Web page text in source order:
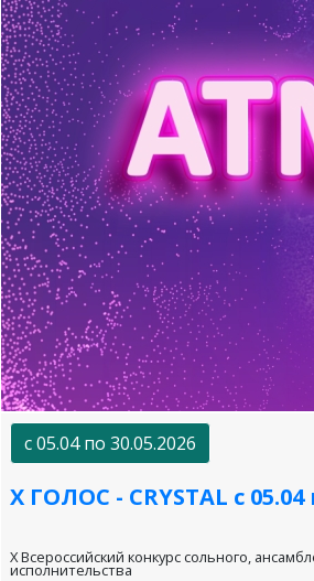
с 05.04 по 30.05.2026
X ГОЛОС - CRYSTAL с 05.04
X Всероссийский конкурс сольного,
исполнительства